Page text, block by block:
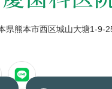
県熊本市西区城山大塘1-9-